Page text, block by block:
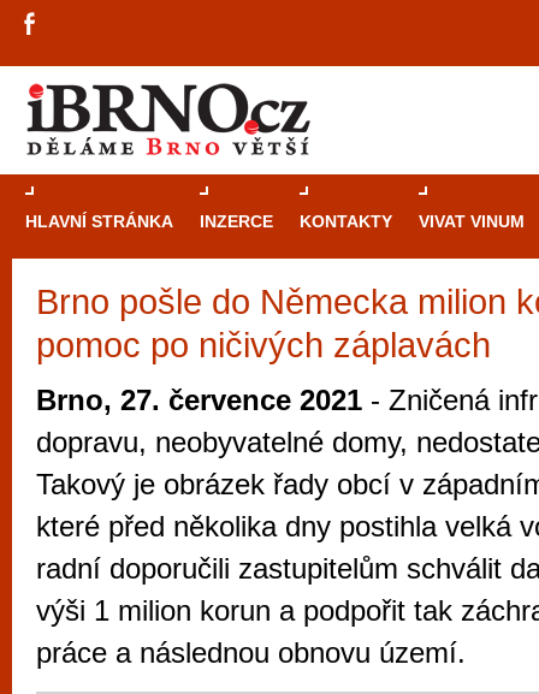
HLAVNÍ STRÁNKA INZERCE KONTAKTY VIVAT VINUM
Brno pošle do Německa milion
pomoc po ničivých záplavách
Brno, 27. července 2021 - Zničená
dopravu, neobyvatelné domy,
Takový je obrázek řady obcí v
které před několika dny postihla velká
radní doporučili zastupitelům schválit
výši 1 milion korun a podpořit tak
práce a následnou obnovu území.
Průvodce
Brně: Od
Brno je
zajímavé
restaurace,
Mimo jiné je ale také místem, kde si
vyzkoušet různé kasinové hry. V
metropoli naleznete širokou nabídku her
po moderní automaty jak pro pravidelné
příležitostné hráče. V...